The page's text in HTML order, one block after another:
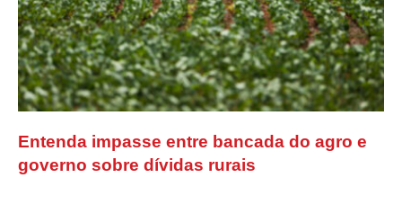
Entenda impasse entre bancada do agro e
governo sobre dívidas rurais